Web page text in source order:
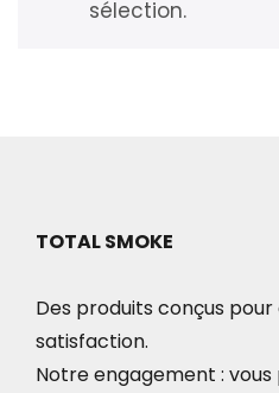
sélection.
TOTAL SMOKE
Des produits conçus
satisfaction.
Notre engagement :